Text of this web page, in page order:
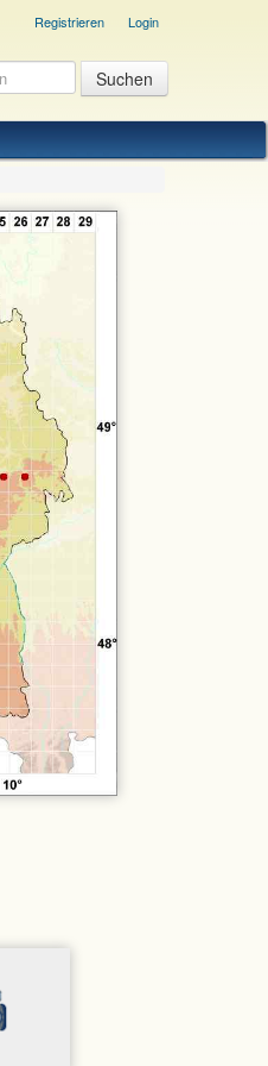
Registrieren Login